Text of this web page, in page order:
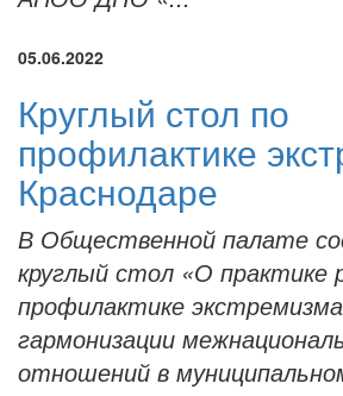
05.06.2022
Круглый стол по
профилактике
Краснодаре
В Общественной палате
круглый стол «О практике
профилактике
гармонизации
отношений в